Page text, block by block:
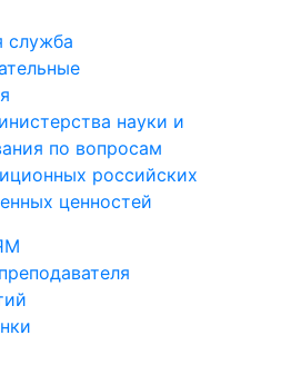
служба
науки и
по вопросам
российских
ценностей